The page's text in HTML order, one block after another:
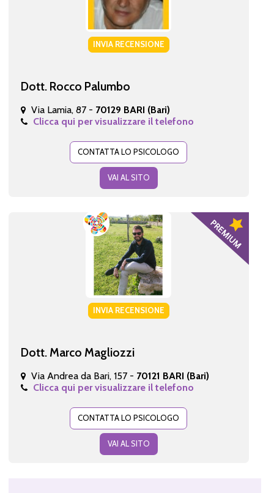
INVIA RECENSIONE
Dott. Rocco Palumbo
Via Lamia, 87 - 70129 BARI (Bari)
Clicca qui per visualizzare il telefono
CONTATTA LO PSICOLOGO
VAI AL SITO
INVIA RECENSIONE
Dott. Marco Magliozzi
Via Andrea da Bari, 157 - 70121 BARI (Bari)
Clicca qui per visualizzare il telefono
CONTATTA LO PSICOLOGO
VAI AL SITO